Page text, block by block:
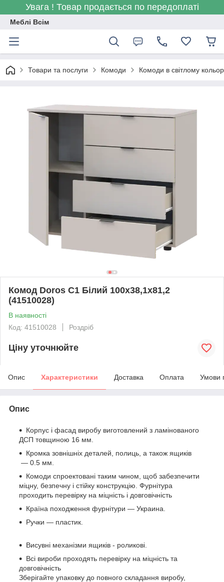
Увага ! Товар продається по передоплаті
Меблі Всім
Товари та послуги Комоди Комоди в світлому
Комод Doros С1 Білий 100х38,1х81,2
(41510028)
В наявності
Код: 41510028
Роздріб
Ціну уточнюйте
Опис Характеристики Доставка Оплата Умови
Опис
Корпус і фасад виробу виготовлений з ламінованого
ДСП товщиною 16 мм.
Кромка зовнішніх деталей, полиць, а також ящиків
— 0.5 мм.
Комоди спроектовані таким чином, щоб забезпечити
міцну, безпечну і стійку конструкцію. Фурнітура
проходить перевірку на міцність і довговічність
Країна походження фурнітури — Украина.
Ручки — пластик.
Висувні механізми ящиків - роликові.
Всі вироби проходять перевірку на міцність та
довговічність
Зберігайте упаковку до повного складання виробу,